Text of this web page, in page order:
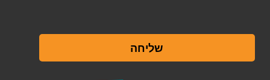
שליחה